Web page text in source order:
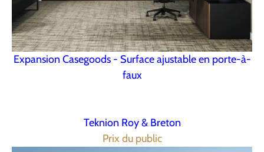
Expansion Casegoods - Surface ajustable en porte-à-
faux
Teknion Roy & Breton
Prix du public